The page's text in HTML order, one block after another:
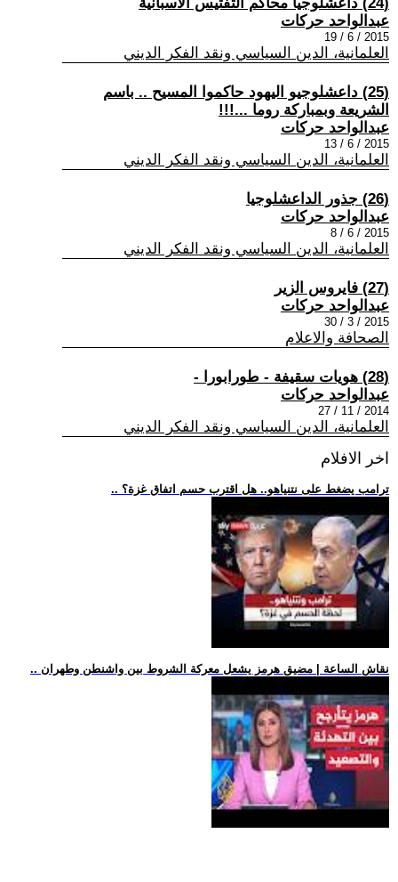
عبدالواحد حركات
2015 / 6 / 19
العلمانية، الدين السياسي ونقد الفكر الديني
(25) داعشلوجيو اليهود حاكموا المسيح .. باسم
الشريعة وبمباركة روما ...!!!
عبدالواحد حركات
2015 / 6 / 13
العلمانية، الدين السياسي ونقد الفكر الديني
(26) جذور الداعشلوجيا
عبدالواحد حركات
2015 / 6 / 8
العلمانية، الدين السياسي ونقد الفكر الديني
(27) فايروس الزير
عبدالواحد حركات
2015 / 3 / 30
الصحافة والاعلام
(28) هويات سقيفة - طورابورا -
عبدالواحد حركات
2014 / 11 / 27
العلمانية، الدين السياسي ونقد الفكر الديني
اخر الافلام
.. ترامب يضغط على نتنياهو.. هل اقترب حسم اتفاق غزة؟
.. نقاش الساعة | مضيق هرمز يشعل معركة الشروط بين واشنطن وطهران